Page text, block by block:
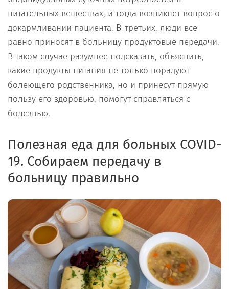
питательных веществах, и тогда возникнет вопрос о
докармливании пациента. В-третьих, люди все
равно приносят в больницу продуктовые передачи.
В таком случае разумнее подсказать, объяснить,
какие продукты питания не только порадуют
болеющего родственника, но и принесут прямую
пользу его здоровью, помогут справляться с
болезнью.
Полезная еда для больных COVID-
19. Собираем передачу в
больницу правильно